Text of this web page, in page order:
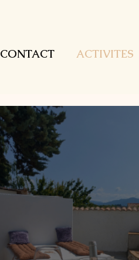
CONTACT ACTIVITES